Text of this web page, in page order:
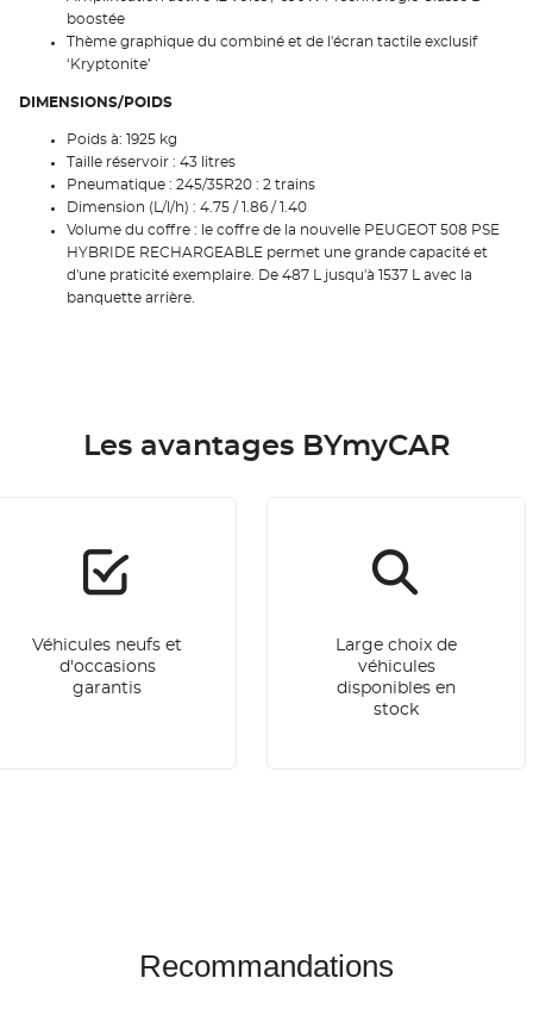
boostée
Thème graphique du combiné et de l'écran tactile exclusif
‘Kryptonite’
DIMENSIONS/POIDS
Poids à: 1925 kg
Taille réservoir : 43 litres
Pneumatique : 245/35R20 : 2 trains
Dimension (L/l/h) : 4.75 / 1.86 / 1.40
Volume du coffre : le coffre de la nouvelle PEUGEOT 508 PSE
HYBRIDE RECHARGEABLE permet une grande capacité et
d'une praticité exemplaire. De 487 L jusqu'à 1537 L avec la
banquette arrière.
Les avantages BYmyCAR
Véhicules neufs et
d'occasions
garantis
Large choix de
véhicules
disponibles en
stock
Recommandations